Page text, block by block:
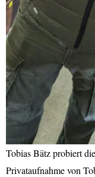
Tobias Bätz probiert
Privataufnahme von